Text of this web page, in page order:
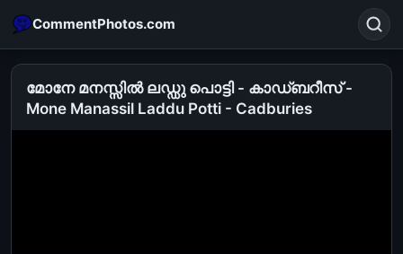
CommentPhotos.com
Search
മോനേ മനസ്സില്‍ ലഡ്ഡു പൊട്ടി - കാഡ്ബറീസ് -
Mone Manassil Laddu Potti - Cadburies